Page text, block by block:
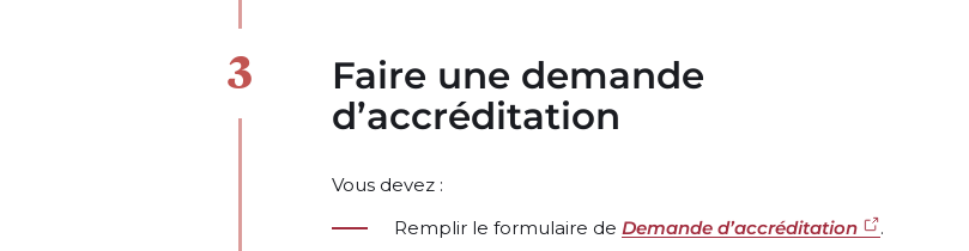
Faire une demande
d’accréditation
Vous devez :
Remplir le formulaire deDemande d’accréditation
.